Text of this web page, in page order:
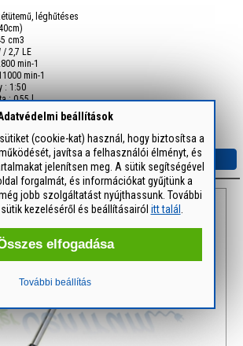
beállítások
(cookie-kat) használ, hogy biztosítsa a
javítsa a felhasználói élményt, és
jelenítsen meg. A sütik segítségével
forgalmát, és információkat gyűjtünk a
jobb szolgáltatást nyújthassunk. További
kezeléséről és beállításairól itt talál
elfogadása
További beállítás
léghűtéses
cm3
/ 2,7 LE
min-1
min-1
: 1:50
: 0,55 l
Súly: 7.6 kg
Részletek